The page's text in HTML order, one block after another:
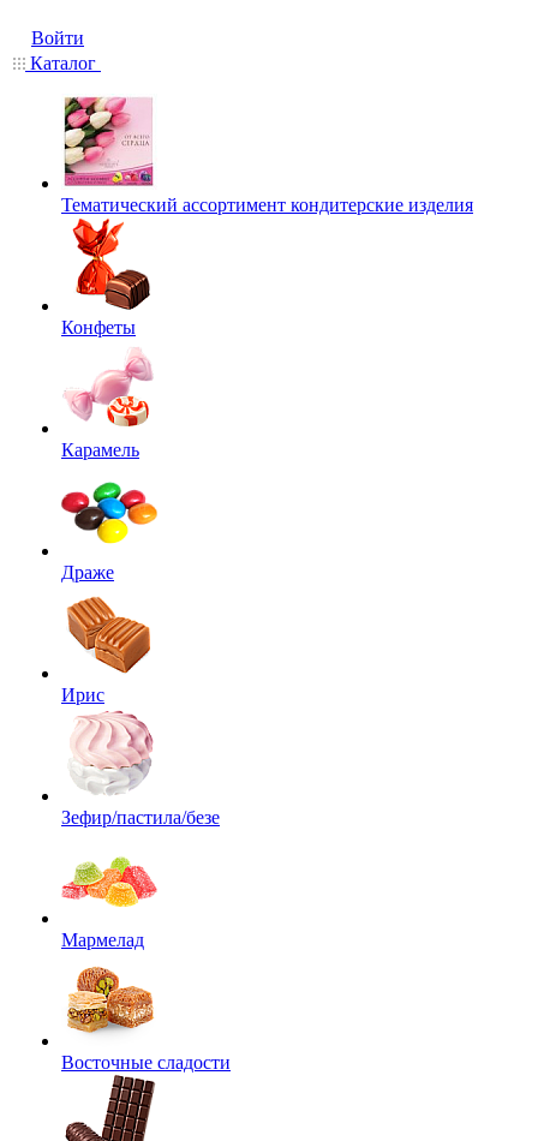
Войти
Каталог
Тематический ассортимент кондитерские изделия
Конфеты
Карамель
Драже
Ирис
Зефир/пастила/безе
Мармелад
Восточные сладости